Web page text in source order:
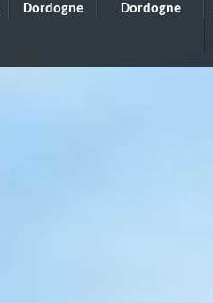
Dordogne
Dordogne